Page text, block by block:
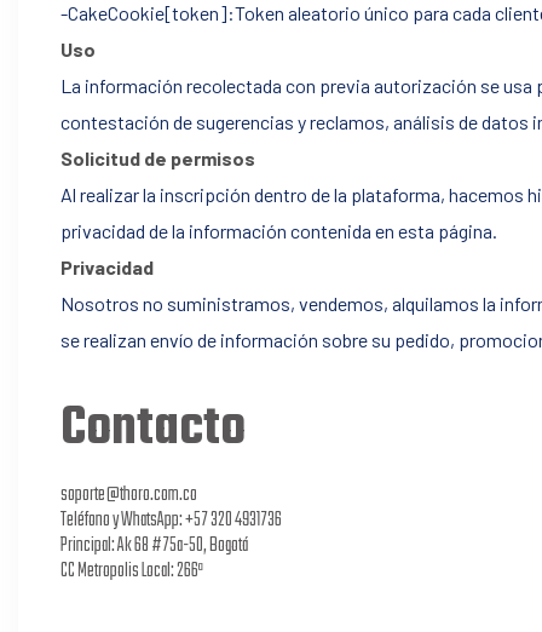
-CakeCookie[token]:Token aleatorio único para cada
Uso
La información recolectada con previa autorización se
contestación de sugerencias y reclamos, análisis de datos
Solicitud de permisos
Al realizar la inscripción dentro de la plataforma, hacemos
privacidad de la información contenida en esta página.
Privacidad
Nosotros no suministramos, vendemos, alquilamos la
se realizan envío de información sobre su pedido,
Contacto
soporte@thoro.com.co
Teléfono y WhatsApp: +57 320 4931736
Principal: Ak 68 #75a-50, Bogotá
CC Metropolis Local: 266ª